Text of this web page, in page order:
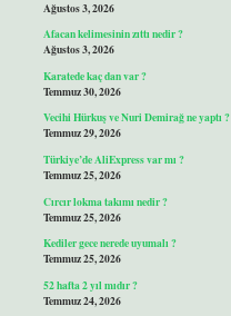
Ağustos 3, 2026
Afacan kelimesinin zıttı nedir ?
Ağustos 3, 2026
Karatede kaç dan var ?
Temmuz 30, 2026
Vecihi Hürkuş ve Nuri Demirağ ne yaptı ?
Temmuz 29, 2026
Türkiye’de AliExpress var mı ?
Temmuz 25, 2026
Cırcır lokma takımı nedir ?
Temmuz 25, 2026
Kediler gece nerede uyumalı ?
Temmuz 25, 2026
52 hafta 2 yıl mıdır ?
Temmuz 24, 2026